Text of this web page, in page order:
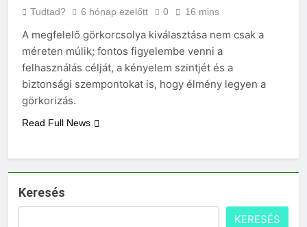
Tudtad? 6 hónap ezelőtt 0 16 mins
A megfelelő görkorcsolya kiválasztása nem csak a
méreten múlik; fontos figyelembe venni a
felhasználás célját, a kényelem szintjét és a
biztonsági szempontokat is, hogy élmény legyen a
görkorizás.
Read Full News
Keresés
KERESÉS